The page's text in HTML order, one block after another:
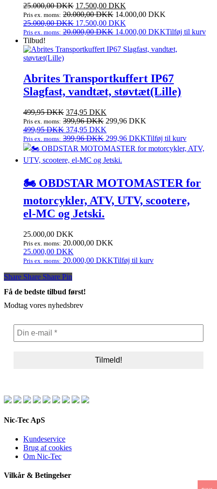
25.000,00DKK Den
oprindelige
pris
var:
17.500,00 DKK
aktuelle
er:
Pris ex. moms: 20.000,00DKK 14.000,00 DKK
25.000,00DKK Den
oprindelige
var:
17.500,00 DKK
aktuelle
er:
Pris ex. moms: 20.000,00DKK 14.000,00 DKKTilføj til kurv
Tilbud!
Abrites Transportkuffert IP67
Slagfast, vandtæt, støvtæt(Lille)
499,95DKK Den
oprindelige
pris
var:
499,95 DKK.
374,95 DKK
aktuelle
er:
374,95 DKK.
Pris ex. moms: 399,96DKK 299,96 DKK
499,95DKK Den
oprindelige
pris
499,95 DKK.
374,95 DKK
aktuelle
pris
374,95 DKK.
Pris ex. moms: 399,96DKK 299,96 DKKTilføj til kurv
🏍️ OBDSTAR MOTOMASTER for
motorcykler, ATV, UTV, scootere,
el‑MC og Jetski.
25.000,00 DKK
Pris ex. moms: 20.000,00 DKK
25.000,00 DKK
Pris ex. moms: 20.000,00 DKKTilføj til kurv
Share
Share Share Share Pin
Få de bedste tilbud først!
Modtag vores nyhedsbrev
Nic-Tec ApS
Kundeservice
Brug af cookies
Om Nic-Tec
Vilkår & Betingelser